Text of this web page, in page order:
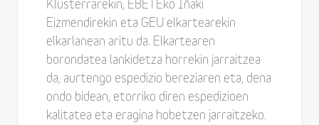
Klusterrarekin, EBETEko Iñaki
Eizmendirekin eta GEU elkartearekin
elkarlanean aritu da. Elkartearen
borondatea lankidetza horrekin jarraitzea
da, aurtengo espedizio bereziaren eta, dena
ondo bidean, etorriko diren espedizioen
kalitatea eta eragina hobetzen jarraitzeko.